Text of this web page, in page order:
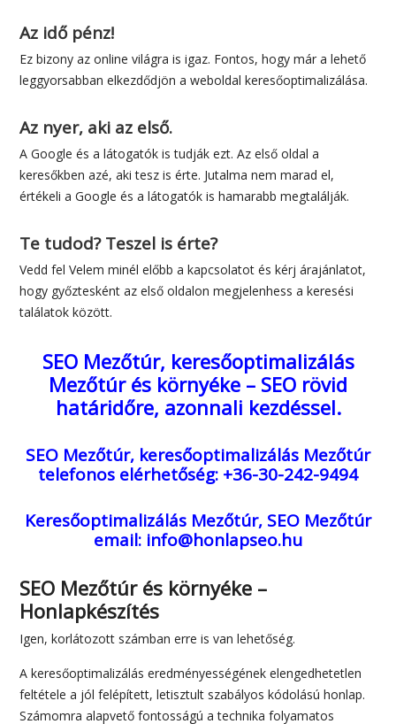
Az idő pénz!
Ez bizony az online világra is igaz. Fontos, hogy már a lehető
leggyorsabban elkezdődjön a weboldal keresőoptimalizálása.
Az nyer, aki az első.
A Google és a látogatók is tudják ezt. Az első oldal a
keresőkben azé, aki tesz is érte. Jutalma nem marad el,
értékeli a Google és a látogatók is hamarabb megtalálják.
Te tudod? Teszel is érte?
Vedd fel Velem minél előbb a kapcsolatot és kérj árajánlatot,
hogy győztesként az első oldalon megjelenhess a keresési
találatok között.
SEO Mezőtúr, keresőoptimalizálás
Mezőtúr és környéke – SEO rövid
határidőre, azonnali kezdéssel.
SEO Mezőtúr, keresőoptimalizálás Mezőtúr
telefonos elérhetőség: +36-30-242-9494
Keresőoptimalizálás Mezőtúr, SEO Mezőtúr
email: info@honlapseo.hu
SEO Mezőtúr és környéke –
Honlapkészítés
Igen, korlátozott számban erre is van lehetőség.
A keresőoptimalizálás eredményességének elengedhetetlen
feltétele a jól felépített, letisztult szabályos kódolású honlap.
Számomra alapvető fontosságú a technika folyamatos